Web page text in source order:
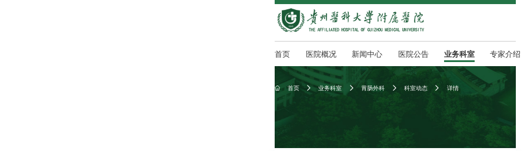
首页 医院概况 新闻中心 医院公告 业务科室 专家介绍
 首页  业务科室  胃肠外科  科室动态  详情